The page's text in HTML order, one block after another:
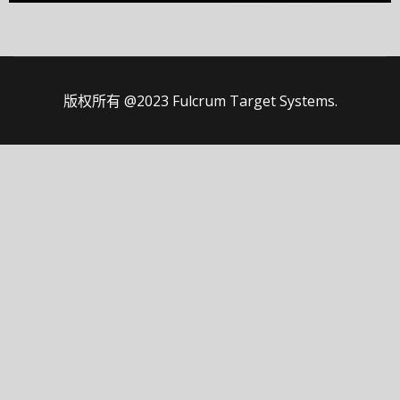
版权所有 @2023 Fulcrum Target Systems.